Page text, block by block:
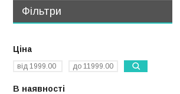
Фільтри
Ціна
В наявності